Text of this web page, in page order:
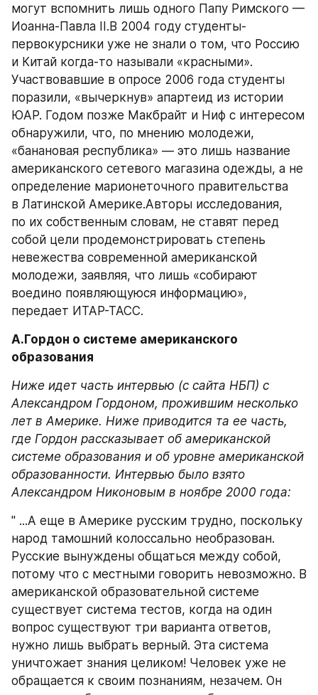
могут вспомнить лишь одного Папу Римского —
Иоанна-Павла II.В 2004 году студенты-
первокурсники уже не знали о том, что Россию
и Китай когда-то называли «красными».
Участвовавшие в опросе 2006 года студенты
поразили, «вычеркнув» апартеид из истории
ЮАР. Годом позже Макбрайт и Ниф с интересом
обнаружили, что, по мнению молодежи,
«банановая республика» — это лишь название
американского сетевого магазина одежды, а не
определение марионеточного правительства
в Латинской Америке.Авторы исследования,
по их собственным словам, не ставят перед
собой цели продемонстрировать степень
невежества современной американской
молодежи, заявляя, что лишь «собирают
воедино появляющуюся информацию»,
передает ИТАР-ТАСС.
А.Гордон о системе американского
образования
Ниже идет часть интервью (с сайта НБП) с
Александром Гордоном, прожившим несколько
лет в Америке. Ниже приводится та ее часть,
где Гордон рассказывает об американской
системе образования и об уровне американской
образованности. Интервью было взято
Александром Никоновым в ноябре 2000 года:
" ...А еще в Америке русским трудно, поскольку
народ тамошний колоссально необразован.
Русские вынуждены общаться между собой,
потому что с местными говорить невозможно. В
американской образовательной системе
существует система тестов, когда на один
вопрос существуют три варианта ответов,
нужно лишь выбрать верный. Эта система
уничтожает знания целиком! Человек уже не
обращается к своим познаниям, незачем. Он